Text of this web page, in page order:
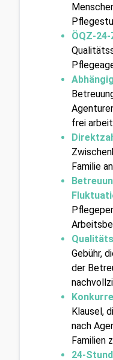
ÖQZ-
frei
Familie
Gebühr,
der
Klausel,
nach
Familien
24-